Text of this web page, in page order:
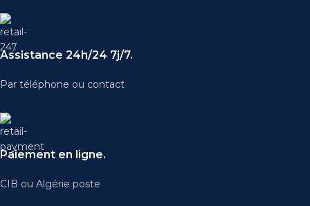
Assistance 24h/24 7j/7.
Par téléphone ou contact
Paiement en ligne.
CIB ou Algérie poste